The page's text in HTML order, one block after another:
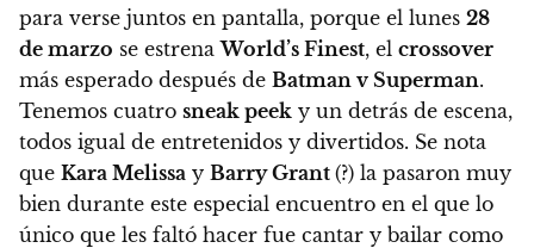
para verse juntos en pantalla, porque el lunes 28
de marzo se estrenaWorld’s Finest, el crossover
más esperado después de Batman v Superman.
Tenemos cuatro sneak peek y un detrás de escena,
todos igual de entretenidos y divertidos. Se nota
que Kara Melissa y Barry Grant (?) la pasaron muy
bien durante este especial encuentro en el que lo
único que les faltó hacer fue cantar y bailar como